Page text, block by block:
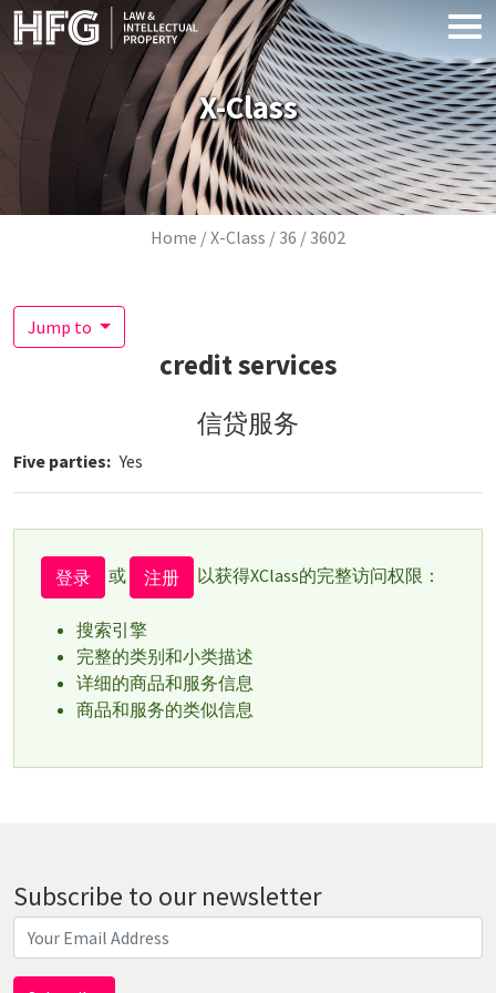
Skip to main content
X-Class
Breadcrumb
Home X-Class 36 3602
Jump to
credit services
信贷服务
Five parties Yes
登录 或 注册 以获得XClass的完整访问权限：
搜索引擎
完整的类别和小类描述
详细的商品和服务信息
商品和服务的类似信息
Subscribe to our newsletter